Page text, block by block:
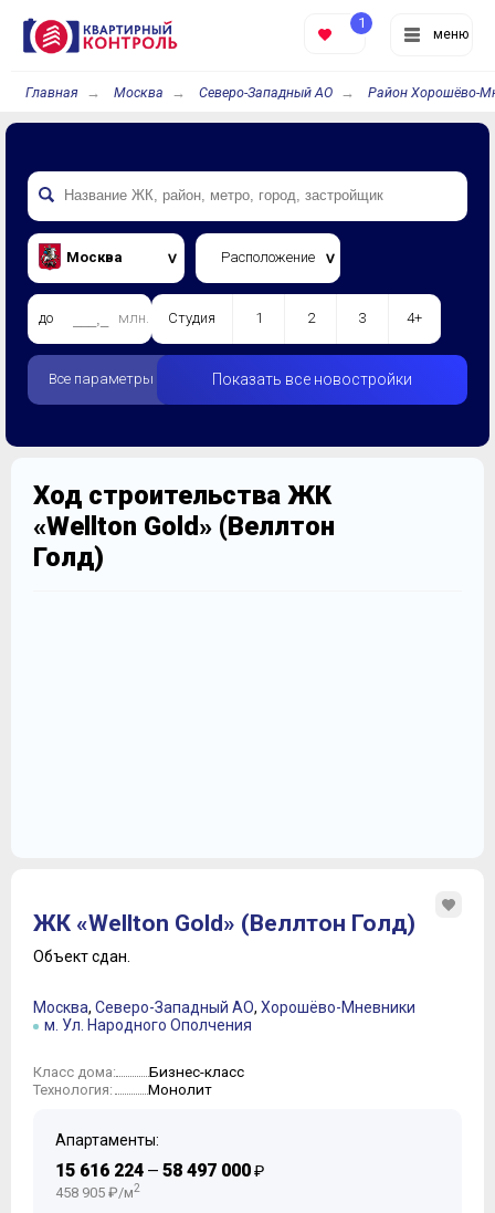
меню
1
Главная Москва Северо-Западный АО Район Хорошёво-
Москва Расположение
до млн. Студия 1 2 3 4+
Все параметры Показать все новостройки
Ход строительства ЖК
«Wellton Gold» (Веллтон
Голд)
ЖК «Wellton Gold» (Веллтон Голд)
Объект сдан.
Москва, Северо-Западный АО, Хорошёво-Мневники
м. Ул. Народного Ополчения
Класс дома: Бизнес-класс
Технология: Монолит
Апартаменты:
15 616 224 — 58 497 000₽
458 905 ₽/м2